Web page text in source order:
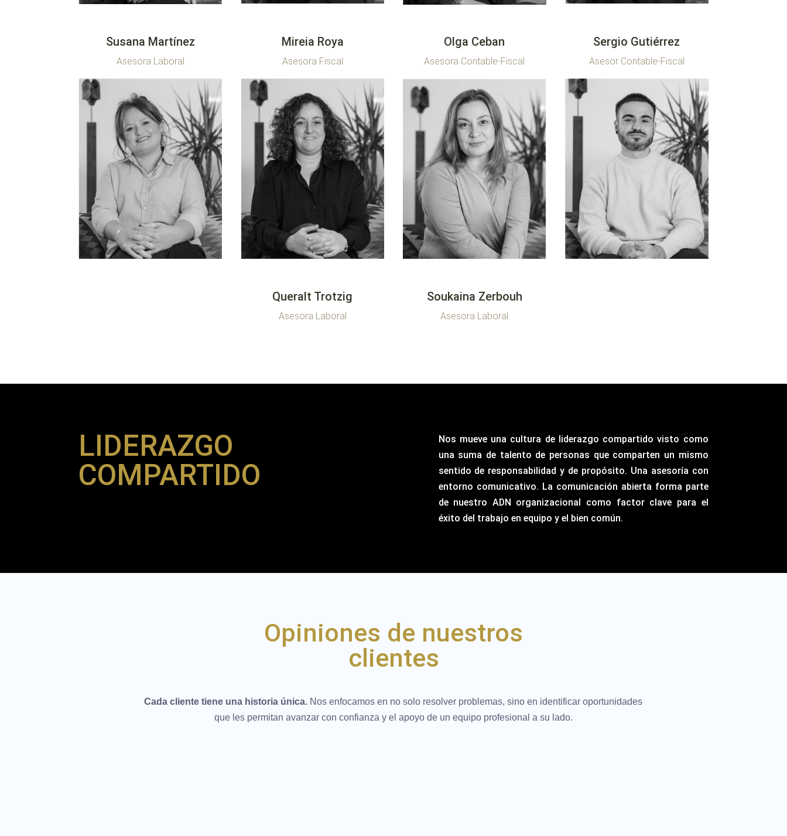
Susana Martínez
Asesora Laboral
Mireia Roya
Asesora Fiscal
Olga Ceban
Asesora Contable-Fiscal
Sergio Gutiérrez
Asesor Contable-Fiscal
Queralt Trotzig
Asesora Laboral
Soukaina Zerbouh
Asesora Laboral
LIDERAZGO
COMPARTIDO
Nos mueve una cultura de liderazgo compartido visto como
una suma de talento de personas que comparten un mismo
sentido de responsabilidad y de propósito. Una asesoría con
entorno comunicativo. La comunicación abierta forma parte
de nuestro ADN organizacional como factor clave para el
éxito del trabajo en equipo y el bien común.
Opiniones de nuestros
clientes
Cada cliente tiene una historia única. Nos enfocamos en no solo resolver problemas, sino en identificar oportunidades
que les permitan avanzar con confianza y el apoyo de un equipo profesional a su lado.